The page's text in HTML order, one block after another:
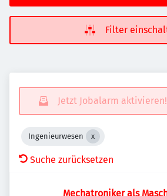
Filter
Jetzt Jobalarm aktivieren!
Ingenieurwesen
Suche zurücksetzen
Mechatroniker als